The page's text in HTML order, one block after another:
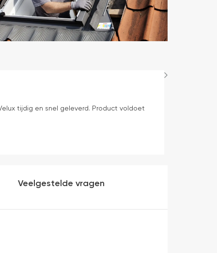
tijdig en snel geleverd. Product voldoet
Veelgestelde vragen